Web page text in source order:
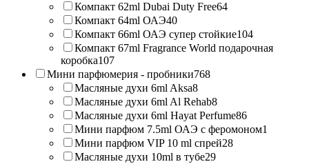
Компакт 62ml Dubai Duty Free64
Компакт 64ml ОАЭ40
Компакт 66ml ОАЭ супер стойкие104
Компакт 67ml Fragrance World подарочная
коробка107
Мини парфюмерия - пробники768
Масляные духи 6ml Aksa8
Масляные духи 6ml Al Rehab8
Масляные духи 6ml Hayat Perfume86
Мини парфюм 7.5ml ОАЭ с феромоном1
Мини парфюм VIP 10 ml спрей28
Масляные духи 10ml в тубе29